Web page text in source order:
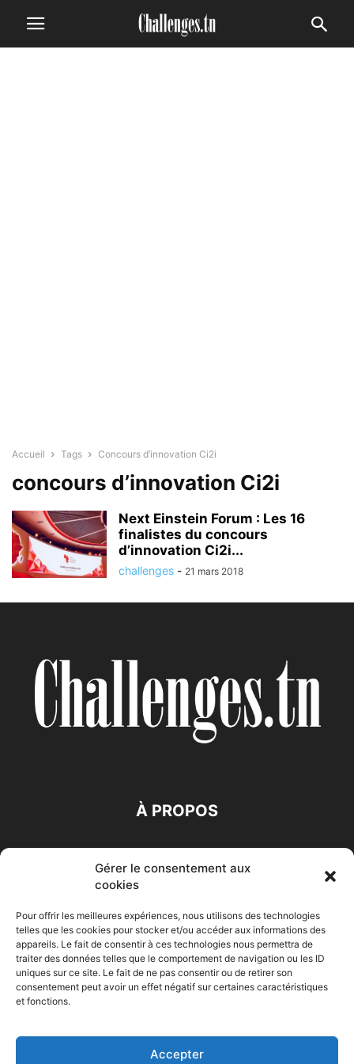
Gérer le consentement aux
cookies
Pour offrir les meilleures expériences, nous utilisons des technologies
telles que les cookies pour stocker et/ou accéder aux informations des
appareils. Le fait de consentir à ces technologies nous permettra de
traiter des données telles que le comportement de navigation ou les ID
uniques sur ce site. Le fait de ne pas consentir ou de retirer son
consentement peut avoir un effet négatif sur certaines caractéristiques
et fonctions.
Accepter
Accueil Tags Concours d’innovation Ci2i
concours d’innovation Ci2i
Next Einstein Forum : Les 16
finalistes du concours
d’innovation Ci2i...
challenges - 21 mars 2018
À PROPOS
Accueil Economie Entreprises Entrepreneur
Maghreb